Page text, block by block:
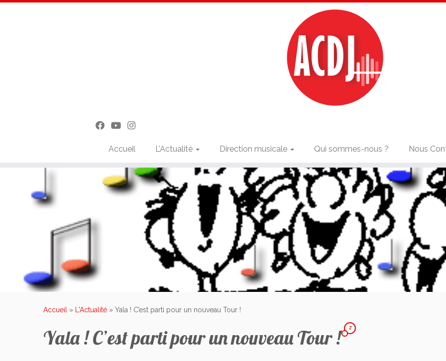
Accueil L’Actualité Direction musicale Qui sommes-nous ? Nous
Accueil » L'Actualité » Yala ! C’est parti pour un nouveau Tour !
Yala ! C’est parti pour un nouveau Tour ! 7